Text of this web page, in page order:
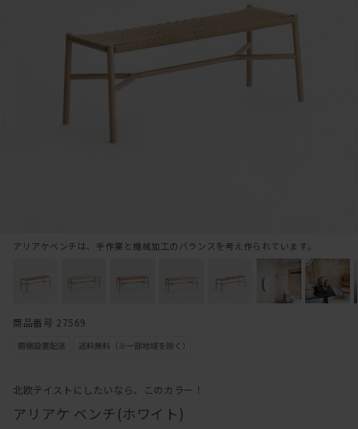
北欧テイストにしたいなら、このカラー！
アリアケ ベンチ(ホワイト)
アリアケベンチは、手作業と機械加工のバランスを考え作られています。
商品番号 27569